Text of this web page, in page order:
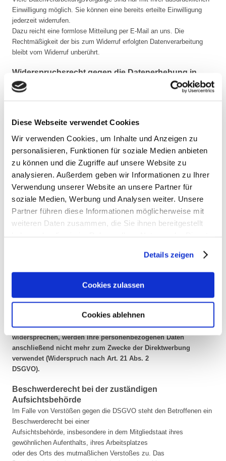
Diese Webseite verwendet Cookies
Wir verwenden Cookies, um Inhalte und Anzeigen zu
personalisieren, Funktionen für soziale Medien anbieten
zu können und die Zugriffe auf unsere Website zu
analysieren. Außerdem geben wir Informationen zu Ihrer
Verwendung unserer Website an unsere Partner für
soziale Medien, Werbung und Analysen weiter. Unsere
Partner führen diese Informationen möglicherweise mit
weiteren Daten zusammen, die Sie ihnen bereitgestellt
Details zeigen
Cookies zulassen
Cookies ablehnen
Einwilligung möglich. Sie können eine bereits erteilte Einwilligung
jederzeit widerrufen.
Dazu reicht eine formlose Mitteilung per E-Mail an uns. Die
Rechtmäßigkeit der bis zum Widerruf erfolgten Datenverarbeitung
bleibt vom Widerruf unberührt.
Widerspruchsrecht gegen die Datenerhebung in
besonderen Fällen sowie gegen
Direktwerbung (Art. 21 DSGVO)
Gründen, die sich aus Ihrer besonderen Situation ergeben,
gegen die Verarbeitung Ihrer personenbezogenen Daten
Widerspruch einzulegen; dies gilt auch für
Rechtsgrundlage, auf denen eine Verarbeitung beruht,
entnehmen Sie dieser Datenschutzerklärung. Wenn Sie
Widerspruch einlegen, werden wir Ihre betroffenen
personenbezogenen Daten nicht mehr verarbeiten, es sei denn,
wir können zwingende schutzwürdige Gründe für die
Verarbeitung nachweisen, die Ihre Interessen, Rechte und
Rechtsansprüchen (Widerspruch nach Art. 21 Abs. 1 DSGVO).
Werden Ihre personenbezogenen Daten verarbeitet, um
Direktwerbung zu betreiben, so haben Sie das Recht, jederzeit
personenbezogener Daten zum Zwecke derartiger Werbung
einzulegen; dies gilt auch für das Profiling, soweit es mit
solcher Direktwerbung in Verbindung steht. Wenn Sie
widersprechen, werden Ihre personenbezogenen Daten
anschließend nicht mehr zum Zwecke der Direktwerbung
verwendet (Widerspruch nach Art. 21 Abs. 2
DSGVO).
Beschwerderecht bei der zuständigen
Aufsichtsbehörde
Im Falle von Verstößen gegen die DSGVO steht den Betroffenen ein
Beschwerderecht bei einer
Aufsichtsbehörde, insbesondere in dem Mitgliedstaat ihres
gewöhnlichen Aufenthalts, ihres Arbeitsplatzes
oder des Orts des mutmaßlichen Verstoßes zu. Das